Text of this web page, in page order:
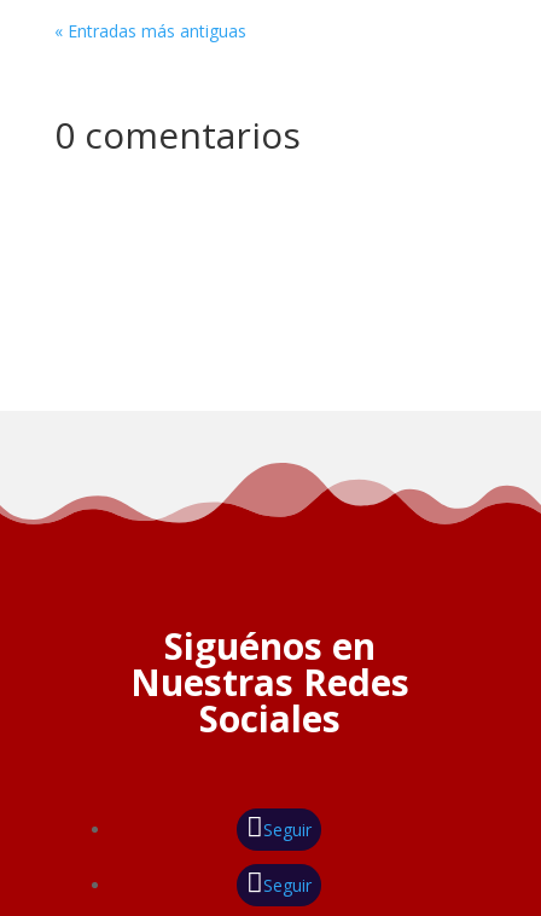
« Entradas más antiguas
0 comentarios
Siguénos en
Nuestras Redes
Sociales
Seguir
Seguir